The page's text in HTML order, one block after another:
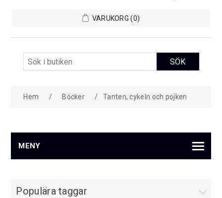
VARUKORG (0)
Hem / Böcker / Tanten, cykeln och pojken
MENY
Populära taggar